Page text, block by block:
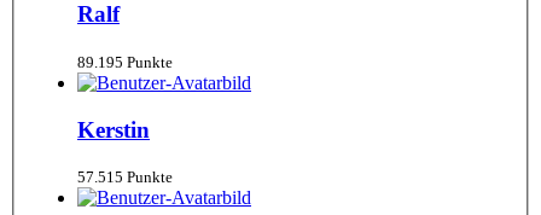
Ralf
89.195 Punkte
Kerstin
57.515 Punkte